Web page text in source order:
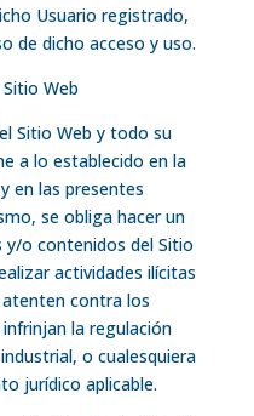
Usuario registrado,
de dicho acceso y uso.
Web
Sitio Web y todo su
a lo establecido en la
en las presentes
se obliga hacer un
y/o contenidos del Sitio
actividades ilícitas
contra los
la regulación
o cualesquiera
jurídico aplicable.